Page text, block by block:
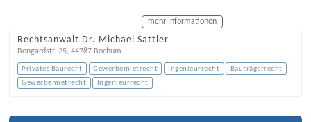
mehr Informationen
Rechtsanwalt Dr. Michael Sattler
Bongardstr. 25, 44787 Bochum
Privates Baurecht Gewerbemietrecht Ingenieurrecht
Bauträgerrecht
Gewerbemietrecht
Ingenieurrecht